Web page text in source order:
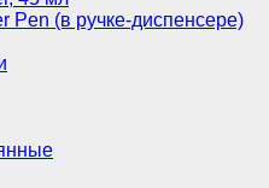
Pen (в ручке-диспенсере)